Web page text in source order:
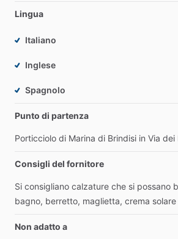
Lingua
Italiano
Inglese
Spagnolo
Punto di partenza
Porticciolo di Marina di Brindisi in Via dei
Consigli del fornitore
Si consigliano calzature che si possano
bagno, berretto, maglietta, crema solare
Non adatto a